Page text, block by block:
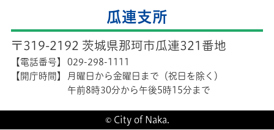
瓜連支所
〒319-2192 茨城県那珂市瓜連321番地
【電話番号】
029-298-1111
【開庁時間】
月曜日から金曜日まで（祝日を除く）
午前8時30分から午後5時15分まで
© City of Naka.